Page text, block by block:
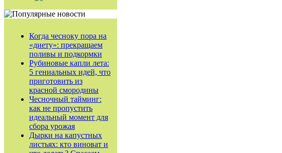
Когда чесноку пора на
«диету»: прекращаем
поливы и подкормки
Рубиновые капли лета:
5 гениальных идей, что
приготовить из
красной смородины
Чесночный тайминг:
как не пропустить
идеальный момент для
сбора урожая
Дырки на капустных
листьях: кто виноват и